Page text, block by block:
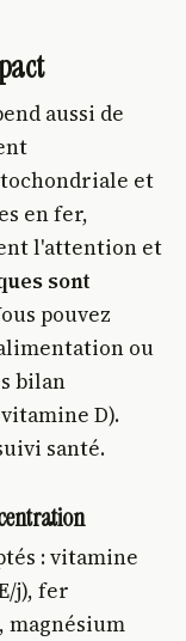
aussi de
et
en fer,
l'attention et
sont
pouvez
ou
bilan
D).
santé.
: vitamine
j), fer
magnésium